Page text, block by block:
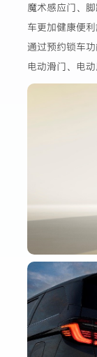
魔术感应门、
车更加健康便
通过预约锁车
电动滑门、电